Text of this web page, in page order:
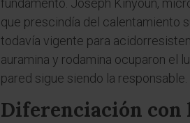
fundamento. Joseph Kinyoun,
que prescindía del calentamiento
todavía vigente para
auramina y rodamina ocuparon el
pared sigue siendo la responsable.
Diferenciación con